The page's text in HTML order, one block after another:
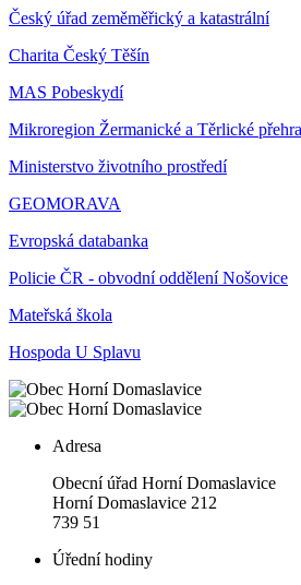
Český úřad zeměměřický a katastrální
Charita Český Těšín
MAS Pobeskydí
Mikroregion Žermanické a Těrlické
Ministerstvo životního prostředí
GEOMORAVA
Evropská databanka
Policie ČR - obvodní oddělení Nošovice
Mateřská škola
Hospoda U Splavu
Adresa
Obecní úřad Horní Domaslavice
Horní Domaslavice 212
739 51
Úřední hodiny